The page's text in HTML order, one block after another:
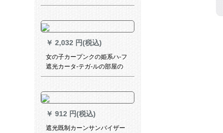
のレオン·フス遮热遮光ローカ
ィン任意サイズ连络サービズ
￥ 2,032 円(税込)
女の子カープンクの姫系ハ-フ
遮光カータ-テガ-ルの部屋の
リ-ビングリムのサンバーカザ
￥ 912 円(税込)
遮光既制カーンサンバイザー